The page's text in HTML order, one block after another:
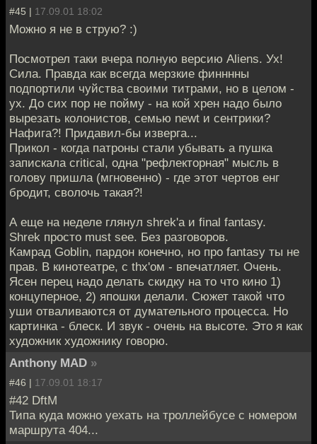
#45 | 17.09.01 18:02
Можно я не в струю? :)
Посмотрел таки вчера полную версию Aliens. Ух!
Сила. Правда как всегда мерзкие финннны
подпортили чуйства своими титрами, но в целом -
ух. До сих пор не пойму - на кой хрен надо было
вырезать колонистов, семью newt и сентрики?
Нафига?! Придавил-бы изверга...
Прикол - когда патроны стали убывать а пушка
запискала critical, одна "рефлекторная" мысль в
голову пришла (мгновенно) - где этот чертов енг
бродит, сволочь такая?!
А еще на неделе глянул shrek'a и final fantasy.
Shrek просто must see. Без разговоров.
Камрад Goblin, пардон конечно, но про fantasy ты не
прав. В кинотеатре, с thx'ом - впечатляет. Очень.
Ясен перец надо делать скидку на то что кино 1)
концуперное, 2) япошки делали. Сюжет такой что
уши отваливаются от думательного процесса. Но
картинка - блеск. И звук - очень на высоте. Это я как
художник художнику говорю.
Anthony MAD »
#46 | 17.09.01 18:17
#42 DftM
Типа куда можно уехать на троллейбусе с номером
маршрута 404...